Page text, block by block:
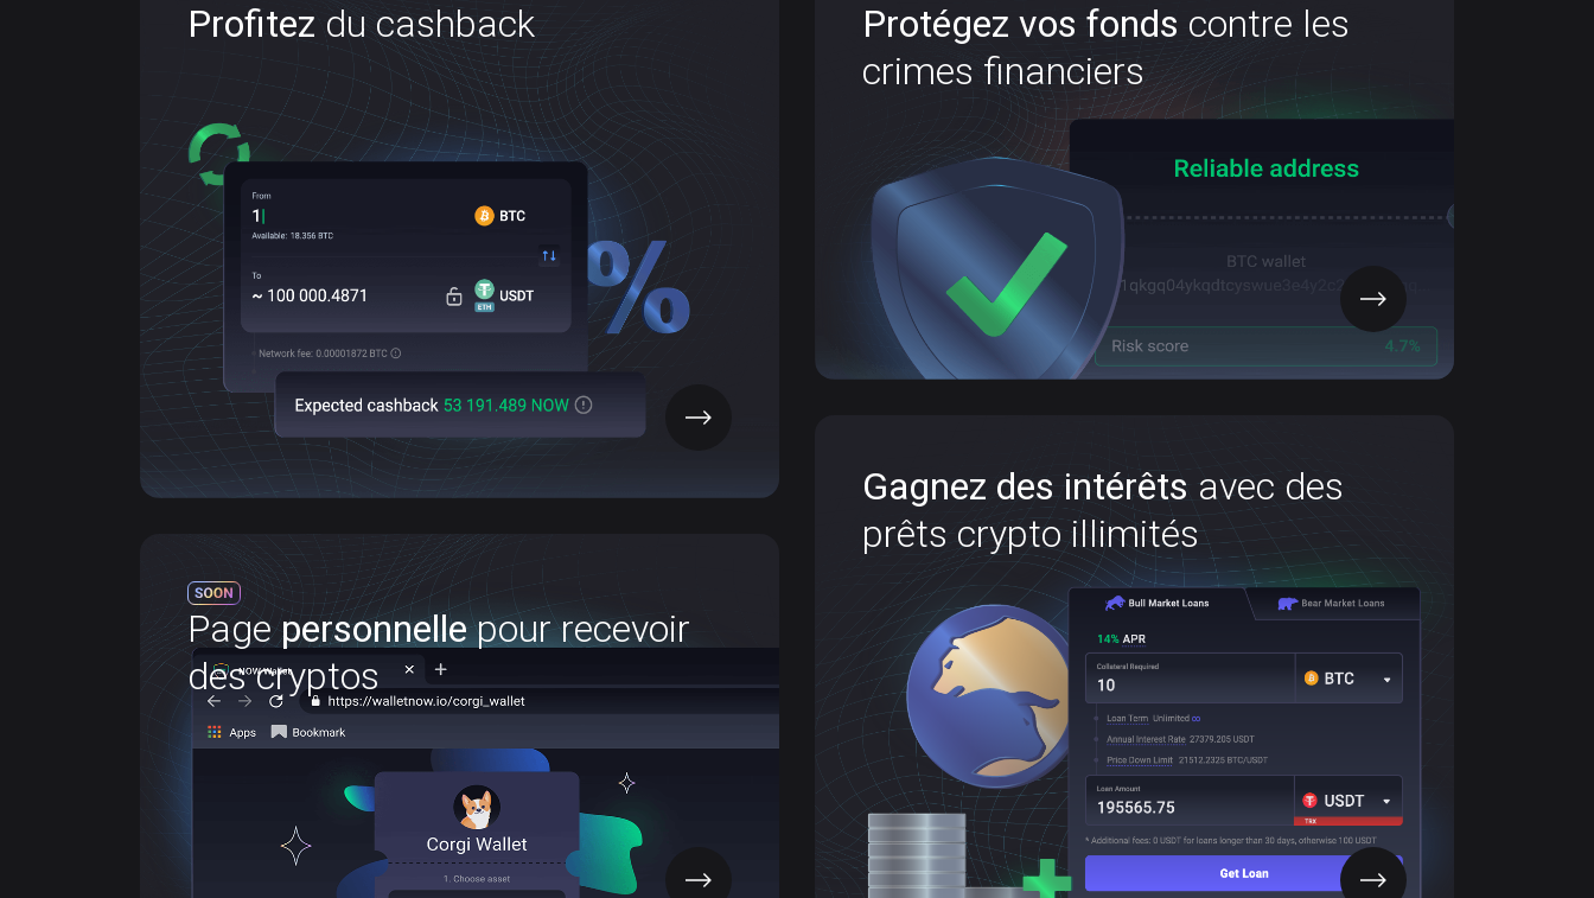
Profitez du cashback
du cashback
Vous pouvez effectuer des échanges directement dans NOW
Wallet grâce à l’intégration de ChangeNOW Exchange. Recevez
du cashback sur chaque transaction effectuée. Vous pouvez le
dépenser, le retirer ou simplement l’accumuler !
OBTENIR L’APP
Protégez vos fonds contre les
crimes financiers
Protégez vos fonds
contre les
crimes financiers
Grâce au service AML, vous pouvez vérifier si des portefeuilles
sont liés à des fonds illégaux. Cela vous aide à sécuriser vos
OBTENIR L’APP
Pagepersonnellepour recevoir
des cryptos
Page
personnelle
pour recevoir
des cryptos
Votre propre page web pour partager facilement vos adresses et
recevoir des paiements en crypto ou en fiat. Possédez vraiment
vos actifs dans le Web3.
OBTENIR L’APP
Gagnez des intérêts avec des
prêts crypto illimités
Gagnez des intérêts
avec des
prêts crypto illimités
Obtenez un prêt crypto instantané pour tirer un maximum de
profit de vos actifs.
Durée de prêt illimitée
Aucun paiement mensuel d’intérêts
Protection des fonds
LTV et APR fixes
OBTENIR L’APP